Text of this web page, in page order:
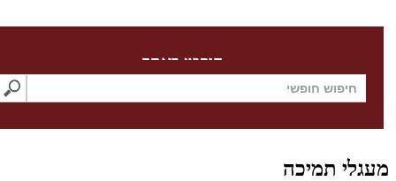
חיפוש באתר
תמיכה